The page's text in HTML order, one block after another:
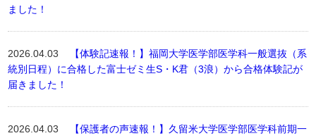
ました！
2026.04.03
【体験記速報！】福岡大学医学部医学科一般選抜（系
統別日程）に合格した富士ゼミ生S・K君（3浪）から合格体験記が
届きました！
2026.04.03
【保護者の声速報！】久留米大学医学部医学科前期一